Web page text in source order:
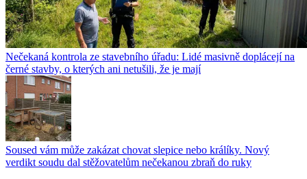
Nečekaná kontrola ze stavebního úřadu: Lidé masivně doplácejí na
černé stavby, o kterých ani netušili, že je mají
Soused vám může zakázat chovat slepice nebo králíky. Nový
verdikt soudu dal stěžovatelům nečekanou zbraň do ruky